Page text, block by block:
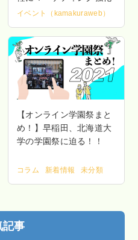
未分類 横浜
イベント（kamakuraweb）
【オンライン学園祭まと
め！】早稲田、北海道大
学の学園祭に迫る！！
コラム 新着情報 未分類
記事